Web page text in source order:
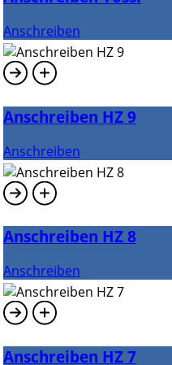
Anschreiben
Anschreiben HZ 9
Anschreiben
Anschreiben HZ 8
Anschreiben
Anschreiben HZ 7